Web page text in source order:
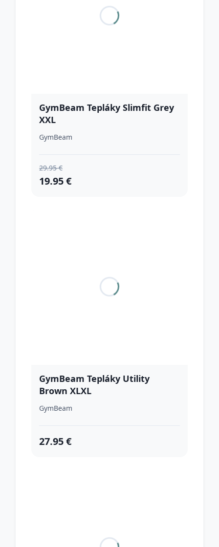
GymBeam Tepláky Slimfit Grey
XXL
GymBeam
29.95 €
19.95 €
GymBeam Tepláky Utility
Brown XLXL
GymBeam
27.95 €